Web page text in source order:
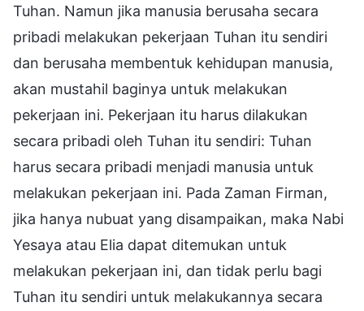
Tuhan. Namun jika manusia berusaha secara
pribadi melakukan pekerjaan Tuhan itu sendiri
dan berusaha membentuk kehidupan manusia,
akan mustahil baginya untuk melakukan
pekerjaan ini. Pekerjaan itu harus dilakukan
secara pribadi oleh Tuhan itu sendiri: Tuhan
harus secara pribadi menjadi manusia untuk
melakukan pekerjaan ini. Pada Zaman Firman,
jika hanya nubuat yang disampaikan, maka Nabi
Yesaya atau Elia dapat ditemukan untuk
melakukan pekerjaan ini, dan tidak perlu bagi
Tuhan itu sendiri untuk melakukannya secara